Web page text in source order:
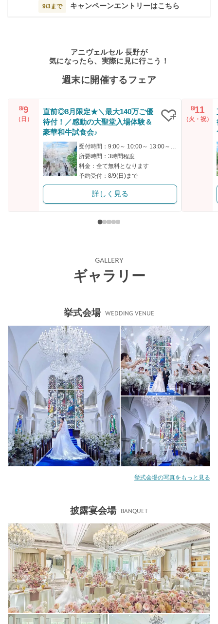
9/3まで キャンペーンエントリーはこちら
アニヴェルセル 長野が
気になったら、実際に見に行こう！
週末に開催するフェア
8/9
（日）
直前◎8月限定★＼最大140万ご優
待付！／感動の大聖堂入場体験＆
豪華和牛試食会♪
所要時間：3時間程度
料金：全て無料となります
予約受付：8/9(日)まで
詳しく見る
8/11
（火・祝）
GALLERY
ギャラリー
挙式会場 WEDDING VENUE
挙式会場の写真をもっと見る
披露宴会場 BANQUET